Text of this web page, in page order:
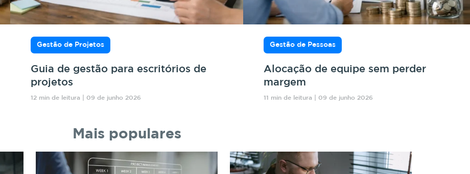
Gestão de Projetos
Guia de gestão para escritórios de
projetos
12 min de leitura | 09 de junho 2026
Gestão de Pessoas
Alocação de equipe sem perder
margem
11 min de leitura | 09 de junho 2026
Mais populares